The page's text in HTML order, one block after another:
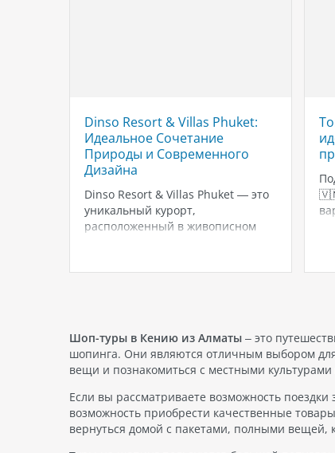
Dinso Resort & Villas Phuket:
Идеальное Сочетание
Природы и Современного
Дизайна
Dinso Resort & Villas Phuket — это
уникальный курорт,
расположенный в живописном
тропической природой. Отель,
стильных номеров до роскошных
вилл с панорамными видами.…
Шоп-туры в Кению из Алматы – это
шопинга. Они являются отличным выбором
вещи и познакомиться с местными
Если вы рассматриваете возможность
возможность приобрести качественные
вернуться домой с пакетами, полными вещей,